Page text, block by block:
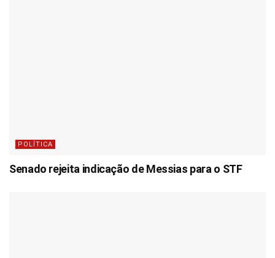
POLÍTICA
Senado rejeita indicação de Messias para o STF